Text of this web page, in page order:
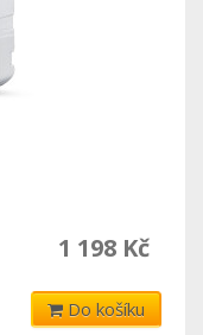
1 198 Kč
Do košíku